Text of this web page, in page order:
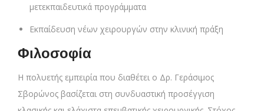
μετεκπαιδευτικά προγράμματα
Εκπαίδευση νέων χειρουργών στην κλινική πράξη
Φιλοσοφία
Η πολυετής εμπειρία που διαθέτει ο Δρ. Γεράσιμος
Σβορώνος βασίζεται στη συνδυαστική προσέγγιση